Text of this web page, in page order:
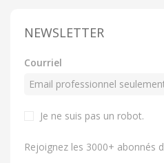
NEWSLETTER
Courriel
Je ne suis pas un robot.
Rejoignez les 3000+ abonnés